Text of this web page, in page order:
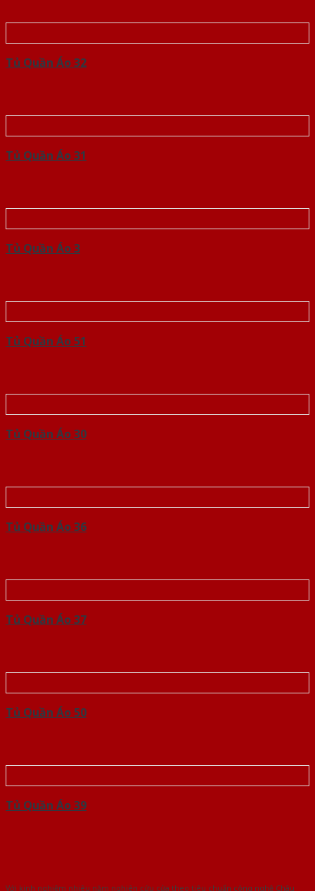
Tủ Quần Áo 32
Tủ Quần Áo 31
Tủ Quần Áo 3
Tủ Quần Áo 51
Tủ Quần Áo 30
Tủ Quần Áo 36
Tủ Quần Áo 37
Tủ Quần Áo 50
Tủ Quần Áo 39
Với kinh nghiệm nhiêu năm nghiên cứu cửa theo tiêu chuẩn công nghệ Châu